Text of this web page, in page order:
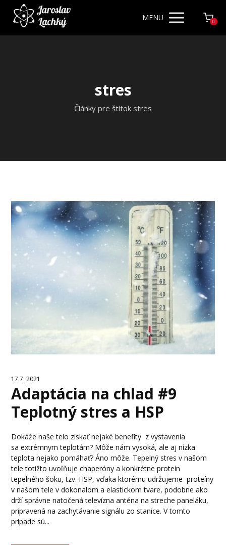
MENU 0
stres
Články pre štítok stres
17.7. 2021
Adaptácia na chlad #9
Teplotný stres a HSP
Dokáže naše telo získať nejaké benefity z vystavenia
sa extrémnym teplotám? Môže nám vysoká, ale aj nízka
teplota nejako pomáhať? Áno môže. Tepelný stres v našom
tele totižto uvoľňuje chaperóny a konkrétne proteín
tepelného šoku, tzv. HSP, vďaka ktorému udržujeme proteíny
v našom tele v dokonalom a elastickom tvare, podobne ako
drží správne natočená televízna anténa na streche paneláku,
pripravená na zachytávanie signálu zo stanice. V tomto
prípade sú...